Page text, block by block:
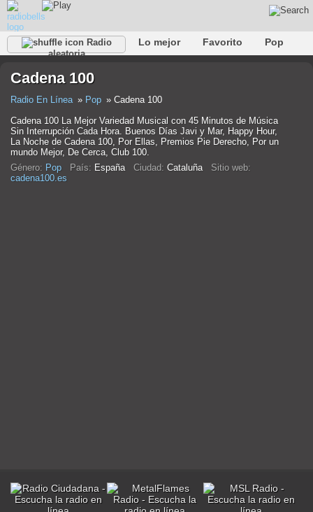
Radio
aleatoria
Lo mejor Favorito
Pop
Rap
Trans
Cadena 100
Radio En Línea Pop
Cadena 100
Cadena 100 La Mejor Variedad Musical con 45 Minutos de Música
Sin Interrupción Cada Hora. Buenos Días Javi y Mar, Happy Hour,
La Noche de Cadena 100, Por Ellas, Premios Pie Derecho, Por un
mundo Mejor, De Cerca, Club 100.
Género: Pop País: España Ciudad: Cataluña Sitio web:
cadena100.es